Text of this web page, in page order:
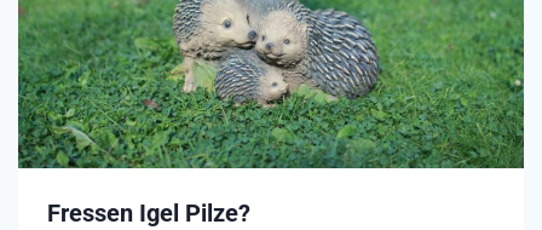
N
Ü
S
S
E
?
Fressen Igel Pilze?